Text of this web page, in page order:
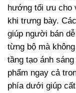
hướng tối ưu cho
khi trưng bày.
giúp người bán
từng bộ mà
tầng tạo ánh
phẩm ngay cả
phía dưới giúp